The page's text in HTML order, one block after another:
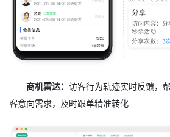
商机雷达：访客行为轨迹实时反馈，
客意向需求，及时跟单精准转化